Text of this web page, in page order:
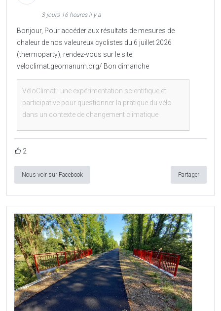
3 jours 16 heures il y a
Bonjour, Pour accéder aux résultats de mesures de
chaleur de nos valeureux cyclistes du 6 juillet 2026
(thermoparty), rendez-vous sur le site:
veloclimat.geomanum.org/ Bon dimanche
VéloClimat : une expérimentation scientifique et
participative pour questionner la pratique du vélo
dans un contexte de changement climatique
2
Nous voir sur Facebook Partager